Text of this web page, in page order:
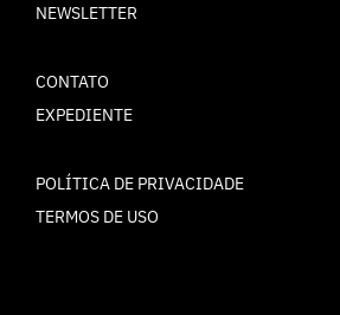
NEWSLETTER
CONTATO
EXPEDIENTE
POLÍTICA DE PRIVACIDADE
TERMOS DE USO